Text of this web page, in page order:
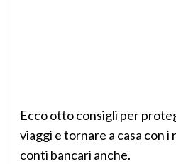
Ecco otto consigli per
viaggi e tornare a casa con
conti bancari anche.